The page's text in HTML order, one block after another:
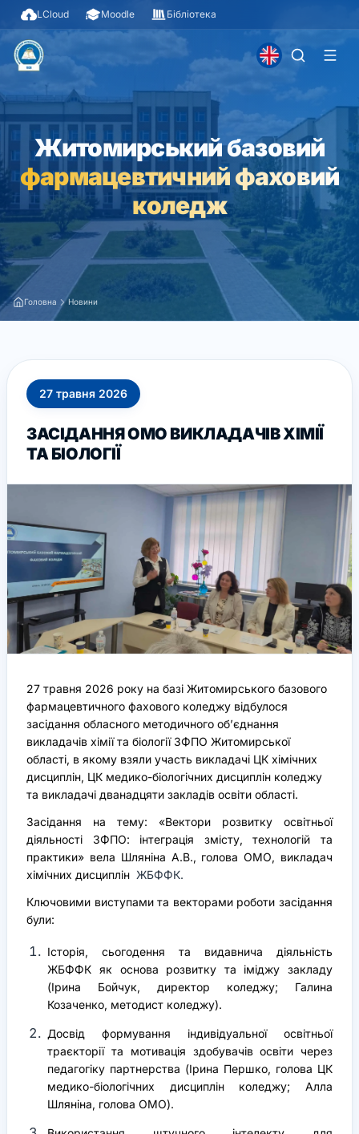
LCloud Moodle Бібліотека
Житомирський базовий
фармацевтичний фаховий
коледж
Головна Новини
27 травня 2026
ЗАСІДАННЯ ОМО ВИКЛАДАЧІВ ХІМІЇ
ТА БІОЛОГІЇ
27 травня 2026 року на базі Житомирського базового
фармацевтичного фахового коледжу відбулося
засідання обласного методичного об’єднання
викладачів хімії та біології ЗФПО Житомирської
області, в якому взяли участь викладачі ЦК хімічних
дисциплін, ЦК медико-біологічних дисциплін коледжу
та викладачі дванадцяти закладів освіти області.
Засідання на тему: «Вектори розвитку освітньої
діяльності ЗФПО: інтеграція змісту, технологій та
практики» вела Шляніна А.В., голова ОМО, викладач
хімічних дисциплін ЖБФФК.
Ключовими виступами та векторами роботи засідання
були:
Історія, сьогодення та видавнича діяльність
ЖБФФК як основа розвитку та іміджу закладу
(Ірина Бойчук, директор коледжу; Галина
Козаченко, методист коледжу).
Досвід формування індивідуальної освітньої
траєкторії та мотивація здобувачів освіти через
педагогіку партнерства (Ірина Першко, голова ЦК
медико-біологічних дисциплін коледжу; Алла
Шляніна, голова ОМО).